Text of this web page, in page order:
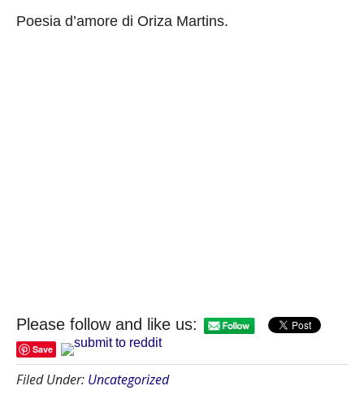
Poesia d’amore di Oriza Martins.
Please follow and like us:
Save
Filed Under: Uncategorized